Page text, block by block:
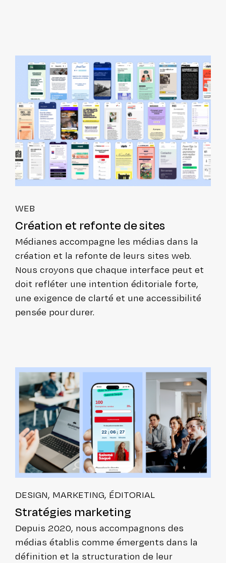
WEB
Création et refonte de sites
Médianes accom­pagne les médias dans la
création et la refonte de leurs sites web.
Nous croyons que chaque interface peut et
doit refléter une intention édi­to­riale forte,
une exigence de clarté et une acces­si­bi­li­té
pensée pour durer.
DESIGN, MARKETING, ÉDITORIAL
Stra­té­gies marketing
Depuis 2020, nous accom­pa­gnons des
médias établis comme émergents dans la
défi­ni­tion et la struc­tu­ra­tion de leur